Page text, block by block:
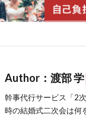
Author：渡部 学
幹事代行サービス「2
時の結婚式二次会は何